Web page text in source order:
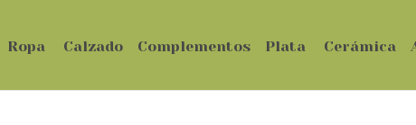
Ropa Calzado Complementos Plata Cerámica